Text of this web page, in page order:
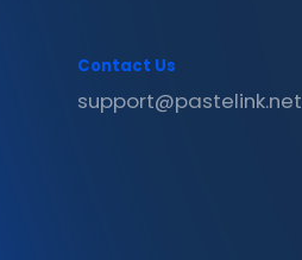
Contact Us
support@pastelink.net